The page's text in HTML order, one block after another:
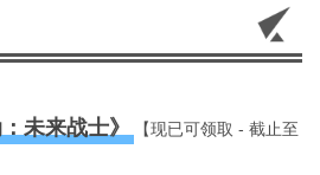
未来战士》
【现已可领取 - 截止至